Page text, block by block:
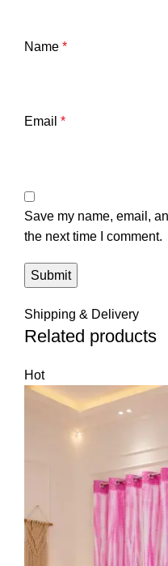
Name *
Email *
Save my name, email,
the next time I comment.
Shipping & Delivery
Related products
Hot